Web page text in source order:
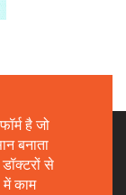
है जो
बनाता
से
में काम